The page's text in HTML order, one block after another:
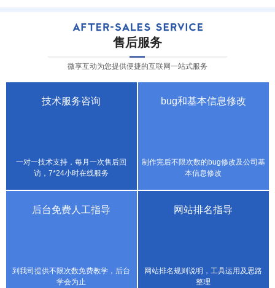
售后服务
微享互动为您提供便捷的互联网一站式服务
技术服务咨询
一对一技术支持，每月一次售后回
访，7*24小时在线服务
bug和基本信息修改
制作完后不限次数的bug修改及公司基
本信息修改
后台免费人工指导
到我司提供不限次数免费教学，后台
学会为止
网站排名指导
网站排名规则说明，工具运用及思路
整理